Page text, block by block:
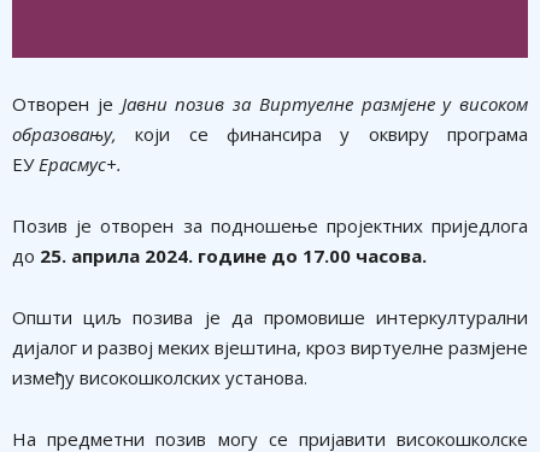
Отворен је Јавни позив за Виртуелне размjенеу високом
образовању, који се финансира у оквиру програма
ЕУ Ерасмус+.
Позив је отворен за подношење пројектних приједлога
до 25. априла 2024. године до 17.00 часова.
Општи циљ позива је да промовише интеркултурални
дијалог и развој меких вјештина, кроз виртуелне размјене
између високошколских установа.
На предметни позив могу се пријавити високошколске